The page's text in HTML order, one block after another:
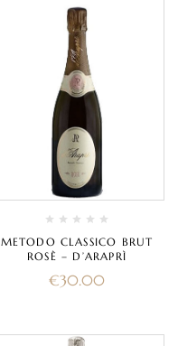
METODO CLASSICO BRUT
ROSÈ – D’ARAPRÌ
€30.00